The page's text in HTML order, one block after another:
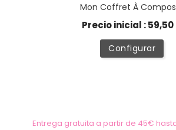
Mon Coffret À
Precio inicial : 59,50
Configurar
Entrega gratuita a partir de 45€